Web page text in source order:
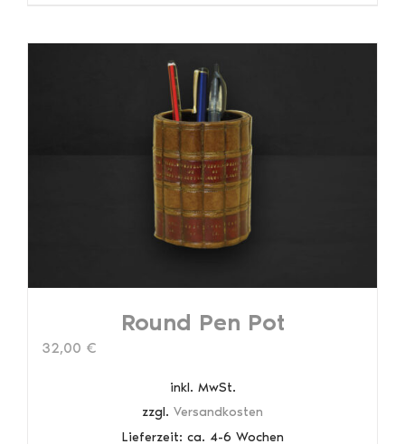
Round Pen Pot
32,00 €
inkl. MwSt.
zzgl. Versandkosten
Lieferzeit: ca. 4-6 Wochen